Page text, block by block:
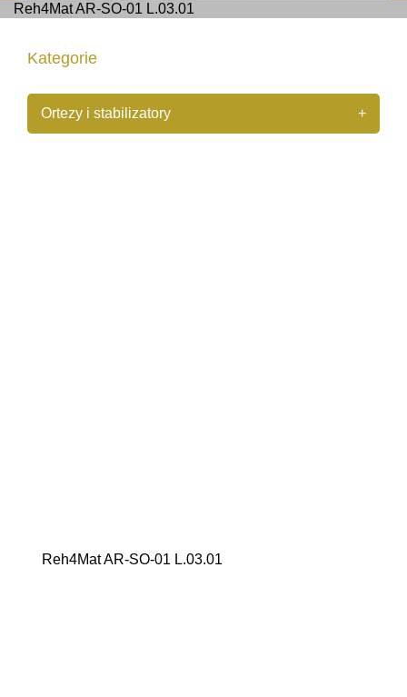
Reh4Mat AR-SO-01 L.03.01
Kategorie
Ortezy i stabilizatory +
Reh4Mat AR-SO-01 L.03.01